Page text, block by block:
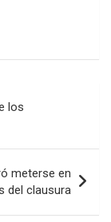
los
meterse en
del clausura